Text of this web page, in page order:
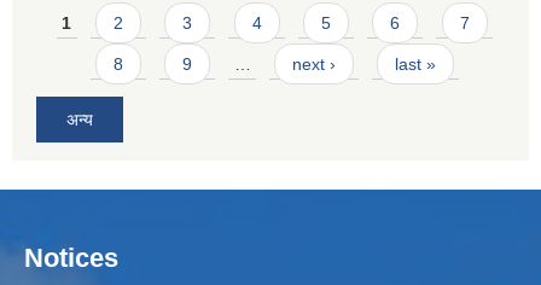
Pages
1 2 3 4 5 6 7
8 9 next › last »
अन्य
Notices